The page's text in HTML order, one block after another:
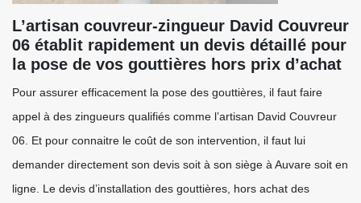
L’artisan couvreur-zingueur David Couvreur
06 établit rapidement un devis détaillé pour
la pose de vos gouttières hors prix d’achat
Pour assurer efficacement la pose des gouttières, il faut faire
appel à des zingueurs qualifiés comme l’artisan David Couvreur
06. Et pour connaitre le coût de son intervention, il faut lui
demander directement son devis soit à son siège à Auvare soit en
ligne. Le devis d’installation des gouttières, hors achat des